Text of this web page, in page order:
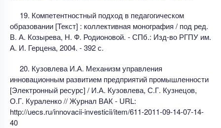
19. Компетентностный подход в педагогическом
образовании [Текст] : коллективная монография / под ред.
В. А. Козырева, Н. Ф. Родионовой. - СПб.: Изд-во РГПУ им.
А. И. Герцена, 2004. - 392 с.
20. Кузовлева И.А. Механизм управления
инновационным развитием предприятий промышленности
[Электронный ресурс] / И.А. Кузовлева, С.Г. Кузнецов,
О.Г. Кураленко // Журнал ВАК - URL:
http://uecs.ru/innovacii-investicii/item/611-2011-09-14-07-14-
40